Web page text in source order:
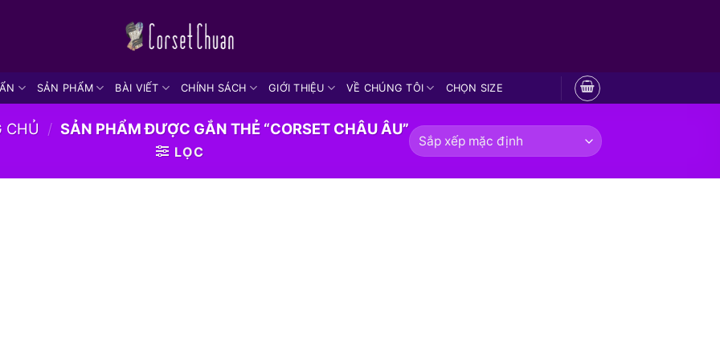
SẢN PHẨM BÀI VIẾT CHÍNH SÁCH GIỚI THIỆU VỀ CHÚNG TÔI CHỌN SIZE
CHỦ / SẢN PHẨM ĐƯỢC GẮN THẺ “CORSET CHÂU ÂU”
LỌC